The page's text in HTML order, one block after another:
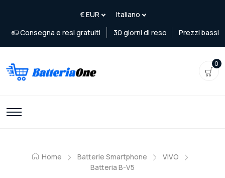
Consegna e resi gratuiti 30 giorni di reso Prezzi bassi
0
Home Batterie Smartphone
VIVO
Batteria B-V5